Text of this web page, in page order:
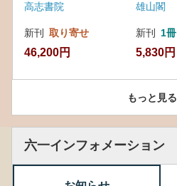
高志書院
新刊 取り寄せ
46,200円
雄山閣
新刊 1冊
5,830円
もっと見る
六一インフォメーション